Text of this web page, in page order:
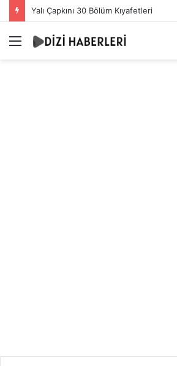
Yalı Çapkını 30 Bölüm Kıyafetleri
Menü